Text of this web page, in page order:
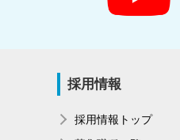
採用情報
採用情報トップ